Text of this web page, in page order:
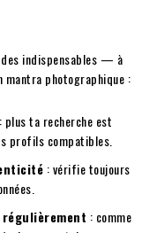
des indispensables — à
mantra photographique :
: plus ta recherche est
profils compatibles.
: vérifie toujours
: comme